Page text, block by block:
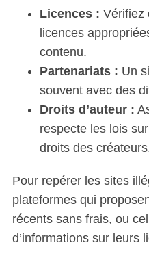
Licences : Vérifiez
licences
contenu.
Partenariats : Un
souvent avec des
Droits d’auteur :
respecte les lois
droits des
Pour repérer les sites
plateformes qui
récents sans frais, ou
d’informations sur leurs